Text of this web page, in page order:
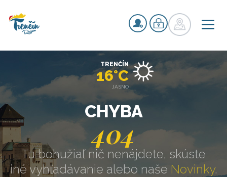
CHYBA
404
Tu bohužiaľ nič nenájdete, skúste
iné vyhľadávanie alebo naše Novinky.
TRENČÍN
16°C
JASNO